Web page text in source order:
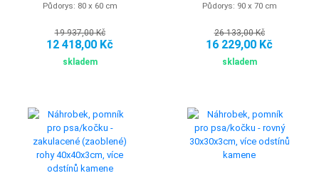
Půdorys: 80 x 60 cm
19 937,00 Kč
12 418,00 Kč
skladem
Půdorys: 90 x 70 cm
26 133,00 Kč
16 229,00 Kč
skladem